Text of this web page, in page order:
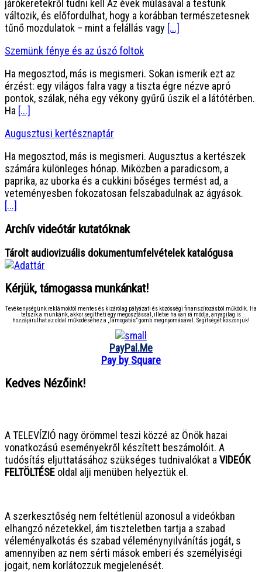
járókeretekről tudni kell Az évek múlásával a testünk
változik, és előfordulhat, hogy a korábban természetesnek
tűnő mozdulatok – mint a felállás vagy [...]
Szemünk fénye és az úszó foltok
Ha megosztod, más is megismeri. Sokan ismerik ezt az
érzést: egy világos falra vagy a tiszta égre nézve apró
pontok, szálak, néha egy vékony gyűrű úszik el a látótérben.
Ha [...]
Augusztusi kertésznaptár
Ha megosztod, más is megismeri. Augusztus a kertészek
számára különleges hónap. Miközben a paradicsom, a
paprika, az uborka és a cukkini bőséges termést ad, a
veteményesben fokozatosan felszabadulnak az ágyások.
[...]
Archív videótár kutatóknak
Tárolt audiovizuális dokumentumfelvételek katalógusa
Kérjük, támogassa munkánkat!
Tevékenységünk reklámoktól mentes és kizárólag pályázati és közösségi finanszírozásból működik. Ha
tetszik a munkánk, akkor segítheti egy megosztással, illetve ha van rá módja, anyagilag is
hozzájárulhat az oldal működéséhez a „Támogatás” gomb megnyomásával. Segítségét köszönjük!
PayPal.Me
Pay by Square
Kedves Nézőink!
A TELEVÍZIÓ nagy örömmel teszi közzé az Önök hazai
vonatkozású eseményekről készített beszámolóit. A
tudósítás eljuttatásához szükséges tudnivalókat a VIDEÓK
FELTÖLTÉSE oldal alji menüben helyeztük el.
A szerkesztőség nem feltétlenül azonosul a videókban
elhangzó nézetekkel, ám tiszteletben tartja a szabad
véleményalkotás és szabad véleménynyilvánítás jogát, s
amennyiben az nem sérti mások emberi és személyiségi
jogait, nem korlátozzuk megjelenését.